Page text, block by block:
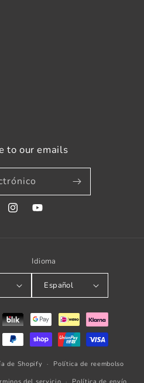
to our emails
InstagramYouTube
Idioma
Español
de Shopify
Política de reembolso